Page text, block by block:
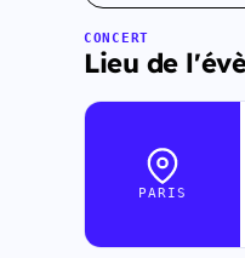
CONCERT
Lieu de
PARIS